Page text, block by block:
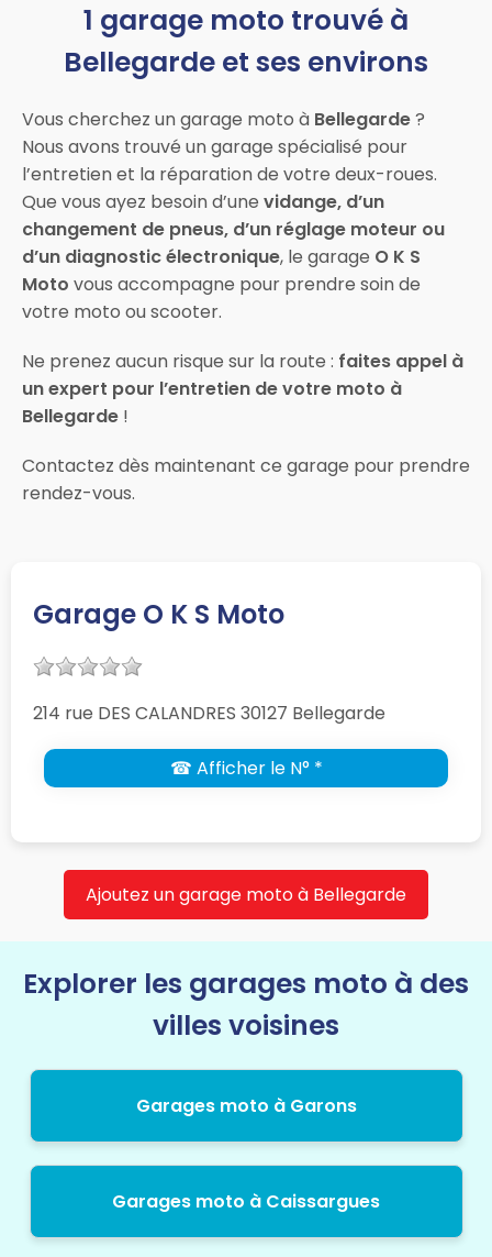
1 garage moto trouvé à
Bellegarde et ses environs
Vous cherchez un garage moto à Bellegarde?
Nous avons trouvé un garage spécialisé pour
l’entretien et la réparation de votre deux-roues.
Que vous ayez besoin d’une vidange, d’un
changement de pneus, d’un réglage moteur ou
d’un diagnostic électronique, le garage O K S
Moto vous accompagne pour prendre soin de
votre moto ou scooter.
Ne prenez aucun risque sur la route : faites appel à
un expert pour l’entretien de votre moto à
Bellegarde !
Contactez dès maintenant ce garage pour prendre
rendez-vous.
Garage O K S Moto
214 rue DES CALANDRES 30127 Bellegarde
☎ Afficher le N° *
Ajoutez un garage moto à Bellegarde
Explorer les garages moto à des
villes voisines
Garages moto à Garons
Garages moto à Caissargues